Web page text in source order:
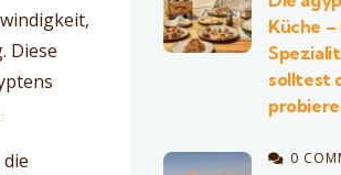
Diese
Küche –
solltest
0